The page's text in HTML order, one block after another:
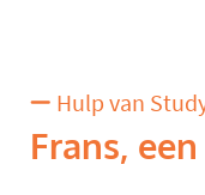
Hulp van
Frans,